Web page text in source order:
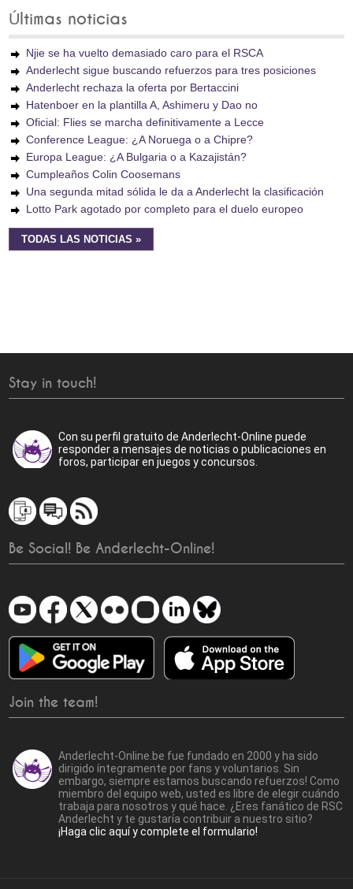
Últimas noticias
Njie se ha vuelto demasiado caro para el RSCA
Anderlecht sigue buscando refuerzos para tres posiciones
Anderlecht rechaza la oferta por Bertaccini
Hatenboer en la plantilla A, Ashimeru y Dao no
Oficial: Flies se marcha definitivamente a Lecce
Conference League: ¿A Noruega o a Chipre?
Europa League: ¿A Bulgaria o a Kazajistán?
Cumpleaños Colin Coosemans
Una segunda mitad sólida le da a Anderlecht la clasificación
Lotto Park agotado por completo para el duelo europeo
TODAS LAS NOTICIAS »
Stay in touch!
Con su perfil gratuito de Anderlecht-Online puede
responder a mensajes de noticias o publicaciones en
foros, participar en juegos y concursos.
Be Social! Be Anderlecht-Online!
Join the team!
Anderlecht-Online.be fue fundado en 2000 y ha sido
dirigido íntegramente por fans y voluntarios. Sin
embargo, siempre estamos buscando refuerzos! Como
miembro del equipo web, usted es libre de elegir cuándo
trabaja para nosotros y qué hace. ¿Eres fanático de RSC
Anderlecht y te gustaría contribuir a nuestro sitio?
¡Haga clic aquí y complete el formulario!